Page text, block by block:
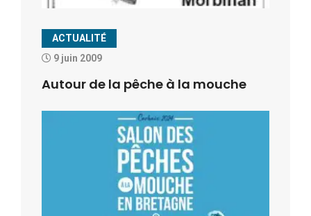
ACTUALITÉ
9 juin 2009
Autour de la pêche à la mouche